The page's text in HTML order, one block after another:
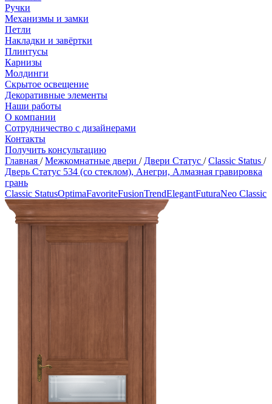
Ручки
Механизмы и замки
Петли
Накладки и завёртки
Плинтусы
Карнизы
Молдинги
Скрытое освещение
Декоративные элементы
Наши работы
О компании
Сотрудничество с дизайнерами
Контакты
Получить консультацию
Главная /Межкомнатные двери / Двери Статус /Classic Status /
Дверь Статус 534 (со стеклом), Анегри, Алмазная гравировка
грань
Classic StatusOptimaFavoriteFusionTrendElegantFuturaNeo Classic